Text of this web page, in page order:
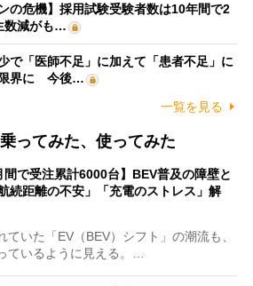
の危機】採用試験受験者数は10年間で2
数減がも…
で「医師不足」に加えて「患者不足」に
限界に 今後…
一覧を見る
ってみた、使ってみた
間で受注累計6000台】BEV普及の障壁と
続距離の不安」「充電のストレス」解
いた「EV（BEV）シフト」の潮流も、
ているように見える。…